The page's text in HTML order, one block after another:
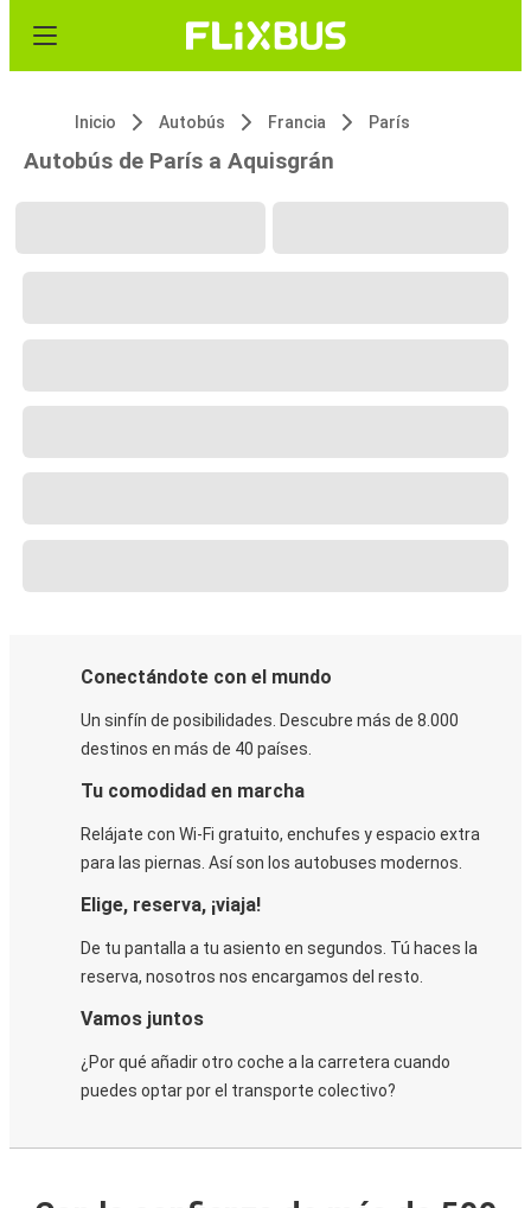
Inicio Autobús Francia París
Autobús de París a Aquisgrán
Conectándote con el mundo
Un sinfín de posibilidades. Descubre más de 8.000
destinos en más de 40 países.
Tu comodidad en marcha
Relájate con Wi-Fi gratuito, enchufes y espacio extra
para las piernas. Así son los autobuses modernos.
Elige, reserva, ¡viaja!
De tu pantalla a tu asiento en segundos. Tú haces la
reserva, nosotros nos encargamos del resto.
Vamos juntos
¿Por qué añadir otro coche a la carretera cuando
puedes optar por el transporte colectivo?